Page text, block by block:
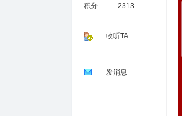
积分 2313
收听TA
发消息